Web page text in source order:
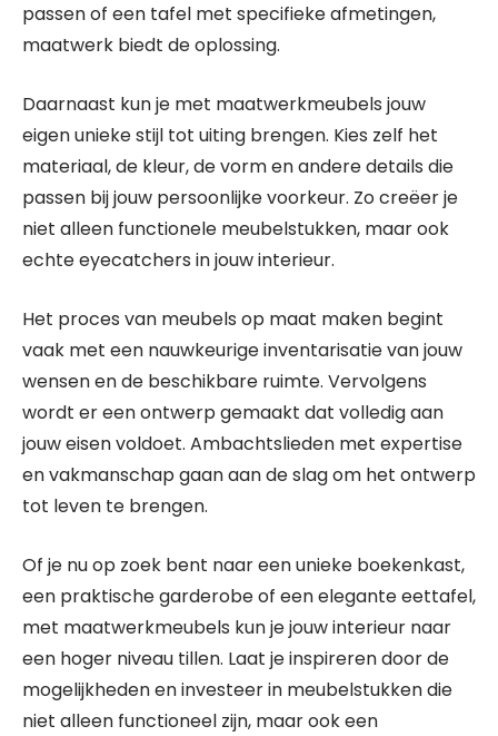
passen of een tafel met specifieke afmetingen,
maatwerk biedt de oplossing.
Daarnaast kun je met maatwerkmeubels jouw
eigen unieke stijl tot uiting brengen. Kies zelf het
materiaal, de kleur, de vorm en andere details die
passen bij jouw persoonlijke voorkeur. Zo creëer je
niet alleen functionele meubelstukken, maar ook
echte eyecatchers in jouw interieur.
Het proces van meubels op maat maken begint
vaak met een nauwkeurige inventarisatie van jouw
wensen en de beschikbare ruimte. Vervolgens
wordt er een ontwerp gemaakt dat volledig aan
jouw eisen voldoet. Ambachtslieden met expertise
en vakmanschap gaan aan de slag om het ontwerp
tot leven te brengen.
Of je nu op zoek bent naar een unieke boekenkast,
een praktische garderobe of een elegante eettafel,
met maatwerkmeubels kun je jouw interieur naar
een hoger niveau tillen. Laat je inspireren door de
mogelijkheden en investeer in meubelstukken die
niet alleen functioneel zijn, maar ook een